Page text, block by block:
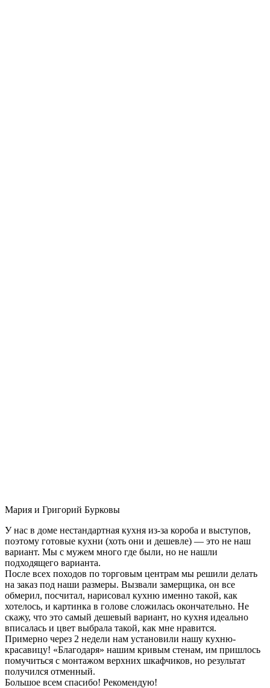
Мария и Григорий Бурковы
У нас в доме нестандартная кухня из-за короба и выступов,
поэтому готовые кухни (хоть они и дешевле) — это не наш
вариант. Мы с мужем много где были, но не нашли
подходящего варианта.
После всех походов по торговым центрам мы решили делать
на заказ под наши размеры. Вызвали замерщика, он все
обмерил, посчитал, нарисовал кухню именно такой, как
хотелось, и картинка в голове сложилась окончательно. Не
скажу, что это самый дешевый вариант, но кухня идеально
вписалась и цвет выбрала такой, как мне нравится.
Примерно через 2 недели нам установили нашу кухню-
красавицу! «Благодаря» нашим кривым стенам, им пришлось
помучиться с монтажом верхних шкафчиков, но результат
получился отменный.
Большое всем спасибо! Рекомендую!